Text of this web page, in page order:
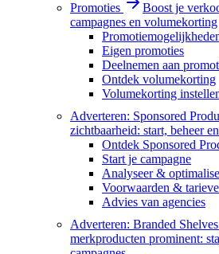
Promoties
Boost je
campagnes en volumekorting
Eigen promoties
Deelnemen aan
Ontdek volumekorting
Volumekorting
Adverteren: Sponsored
zichtbaarheid: start, beheer
Ontdek Sponsored
Start je campagne
Analyseer &
Voorwaarden &
Advies van agencies
Adverteren: Branded Shelves
merkproducten prominent: